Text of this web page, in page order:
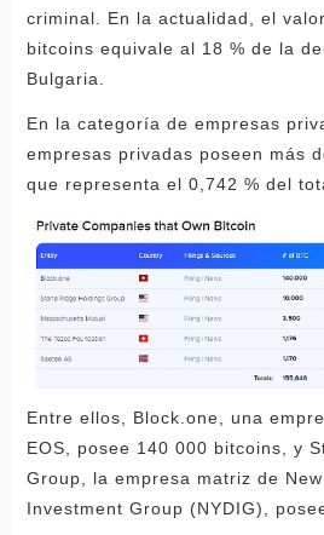
criminal. En la actualidad, el
bitcoins equivale al 18 % de la
Bulgaria.
En la categoría de empresas
empresas privadas poseen más
que representa el 0,742 % del
Entre ellos, Block.one, una
EOS, posee 140 000 bitcoins, y
Group, la empresa matriz de
Investment Group (NYDIG),